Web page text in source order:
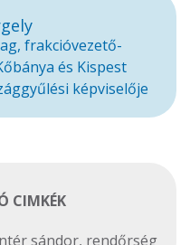
frakcióvezető-
és Kispest
képviselője
CIMKÉK
sándor, rendőrség